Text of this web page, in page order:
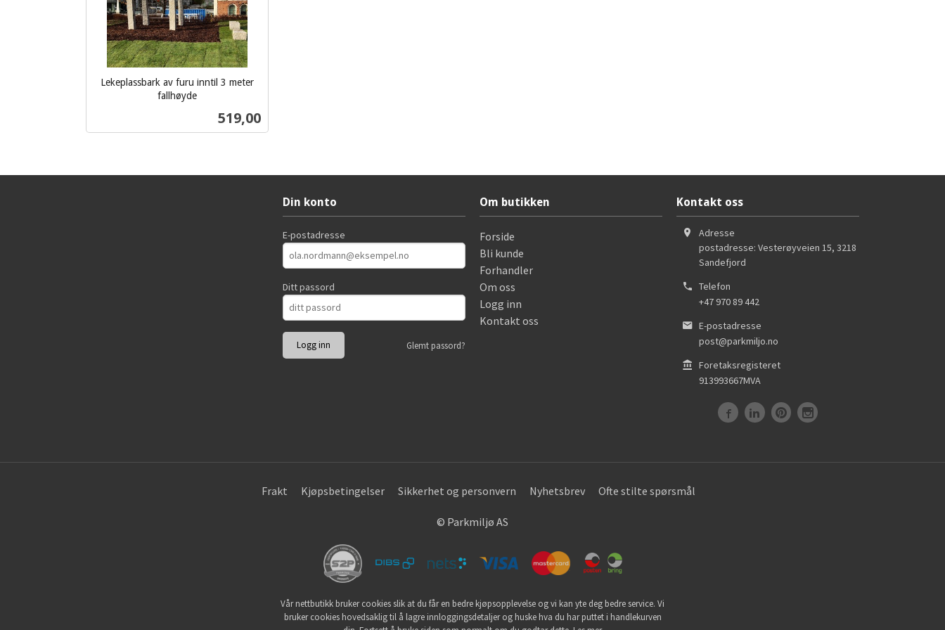
Lekeplassbark av furu inntil 3 meter
fallhøyde
Pris
519,00
Din konto
E-postadresse
Ditt passord
Glemt passord?
Om butikken
Forside
Bli kunde
Forhandler
Om oss
Logg inn
Kontakt oss
Kontakt oss
Adresse
postadresse: Vesterøyveien 15, 3218
Sandefjord
Telefon
+47 970 89 442
E-postadresse
post@parkmiljo.no
Foretaksregisteret
913993667MVA
Frakt Kjøpsbetingelser Sikkerhet og personvern Nyhetsbrev Ofte stilte spørsmål
© Parkmiljø AS
Vår nettbutikk bruker cookies slik at du får en bedre kjøpsopplevelse og vi kan yte deg bedre service. Vi
bruker cookies hovedsaklig til å lagre innloggingsdetaljer og huske hva du har puttet i handlekurven